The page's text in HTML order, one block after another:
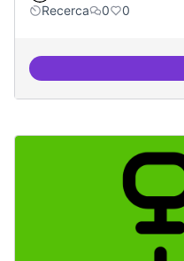
Recerca
0 0